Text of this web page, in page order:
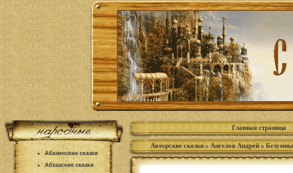
Абазинские сказки
Абхазские сказки
Главная страница
Авторские сказки » Ангелов Андрей »